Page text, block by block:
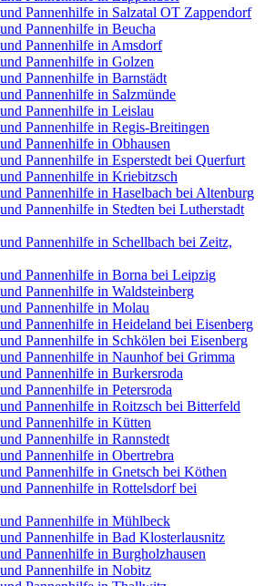
Pannenhilfe in Salzatal OT Zappendorf
Pannenhilfe in Beucha
Pannenhilfe in Amsdorf
Pannenhilfe in Golzen
Pannenhilfe in Barnstädt
Pannenhilfe in Salzmünde
Pannenhilfe in Leislau
Pannenhilfe in Regis-Breitingen
Pannenhilfe in Obhausen
Pannenhilfe in Esperstedt bei Querfurt
Pannenhilfe in Kriebitzsch
Pannenhilfe in Haselbach bei Altenburg
Pannenhilfe in Stedten bei Lutherstadt
Pannenhilfe in Schellbach bei Zeitz,
Pannenhilfe in Borna bei Leipzig
Pannenhilfe in Waldsteinberg
Pannenhilfe in Molau
Pannenhilfe in Heideland bei Eisenberg
Pannenhilfe in Schkölen bei Eisenberg
Pannenhilfe in Naunhof bei Grimma
Pannenhilfe in Burkersroda
Pannenhilfe in Petersroda
Pannenhilfe in Roitzsch bei Bitterfeld
Pannenhilfe in Kütten
Pannenhilfe in Rannstedt
Pannenhilfe in Obertrebra
Pannenhilfe in Gnetsch bei Köthen
Pannenhilfe in Rottelsdorf bei
Pannenhilfe in Mühlbeck
Pannenhilfe in Bad Klosterlausnitz
Pannenhilfe in Burgholzhausen
Pannenhilfe in Nobitz